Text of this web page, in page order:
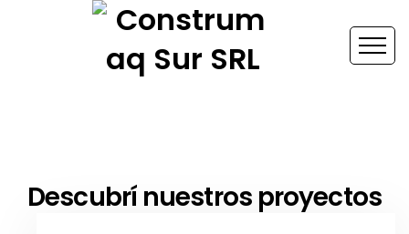
Descubrí nuestros proyectos